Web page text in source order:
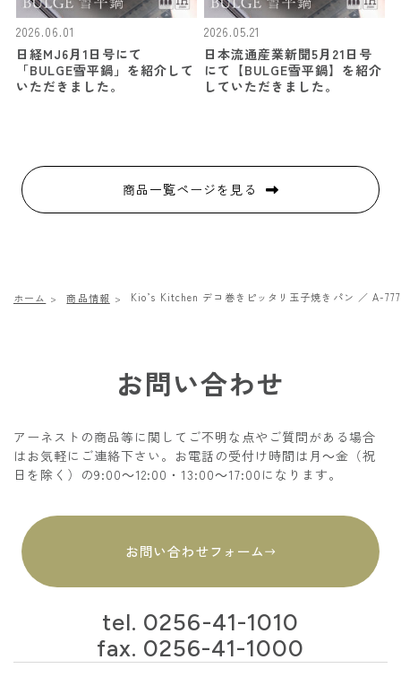
2026.06.01
日経MJ6月1日号にて
「BULGE雪平鍋」を紹介して
いただきました。
2026.05.21
日本流通産業新聞5月21日号
にて【BULGE雪平鍋】を紹介
していただきました。
商品一覧ページを見る
ホーム 商品情報 Kio’s Kitchen デコ巻きピッタリ玉子焼きパン ／ A-
お問い合わせ
アーネストの商品等に関してご不明な点やご質問がある場合
はお気軽にご連絡下さい。お電話の受付け時間は月～金（祝
日を除く）の9:00～12:00・13:00～17:00になります。
お問い合わせフォーム
tel. 0256-41-1010
fax. 0256-41-1000